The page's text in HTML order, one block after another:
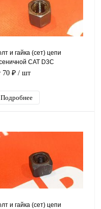
и гайка (сет) цепи
CAT D3C
70 ₽/ шт
Подробнее
и гайка (сет) цепи